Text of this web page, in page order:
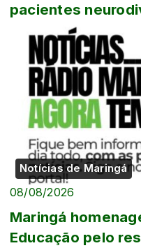
pacientes
Iguaçu...
Notícias de Maringá
08/08/2026
Maringá
Educação pelo